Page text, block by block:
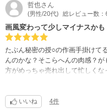
哲也さん
(男性/20代) 総レビュー数：
画風変わって少しマイナスかも
たぶん秘密の授○の作画手掛けて
んのかな？そこらへんの肉感？
方がめっちゃ売れ出して忙しく
いいね 4件